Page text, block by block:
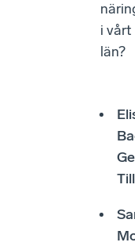
i vårt
län?